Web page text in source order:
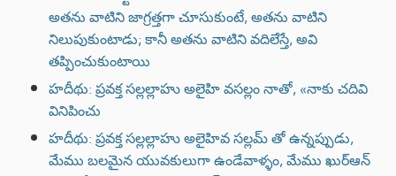
అతను వాటిని జాగ్రత్తగా చూసుకుంటే, అతను వాటిని
నిలుపుకుంటాడు; కానీ అతను వాటిని వదిలేస్తే, అవి
తప్పించుకుంటాయి
హదీథు: ప్రవక్త సల్లల్లాహు అలైహి వసల్లం నాతో, «నాకు చదివి
వినిపించు
హదీథు: ప్రవక్త సల్లల్లాహు అలైహివ సల్లమ్ తో ఉన్నప్పుడు,
మేము బలమైన యువకులుగా ఉండేవాళ్ళం, మేము ఖుర్ఆన్